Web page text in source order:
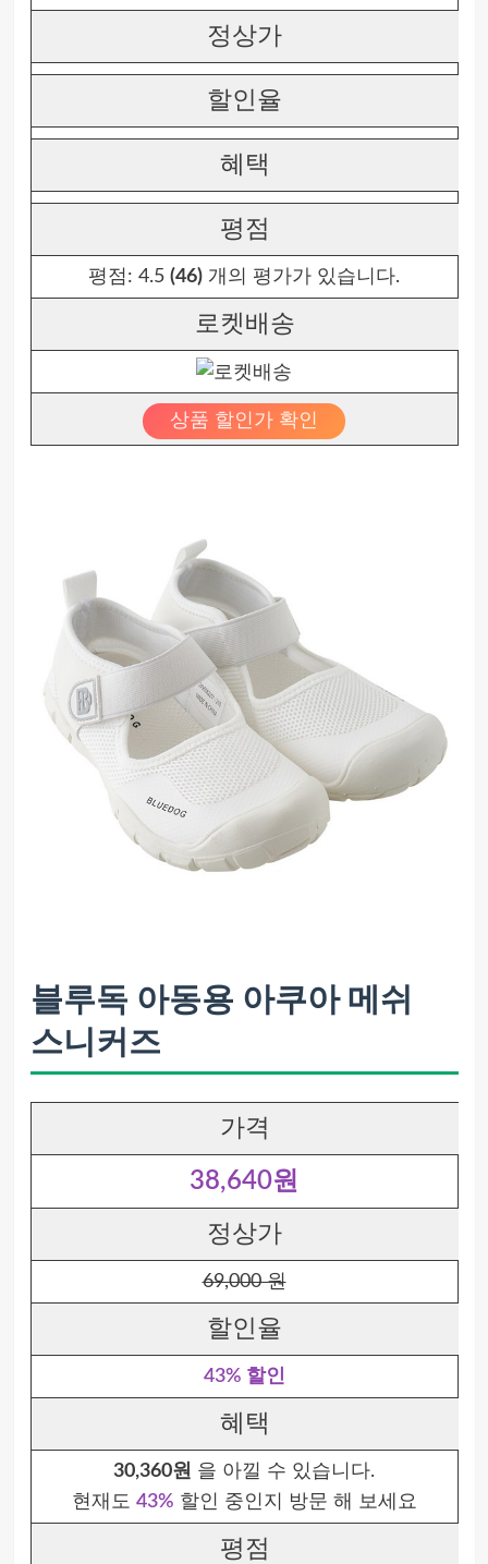
정상가
할인율
혜택
평점
평점: 4.5 (46) 개의 평가가 있습니다.
로켓배송
상품 할인가 확인
블루독 아동용 아쿠아 메쉬
스니커즈
가격
38,640원
정상가
69,000 원
할인율
43% 할인
혜택
30,360원 을 아낄 수 있습니다.
현재도 43% 할인 중인지 방문 해 보세요
평점